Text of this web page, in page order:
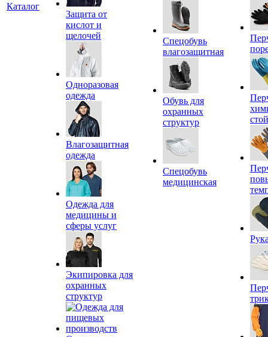
Каталог
Защита от
кислот и
щелочей
Одноразовая
одежда
Влагозащитная
одежда
Одежда для
медицины и
сферы услуг
Экипировка для
охранных
структур
Спецобувь
влагозащитная
Обувь для
охранных
структур
Спецобувь
медицинская